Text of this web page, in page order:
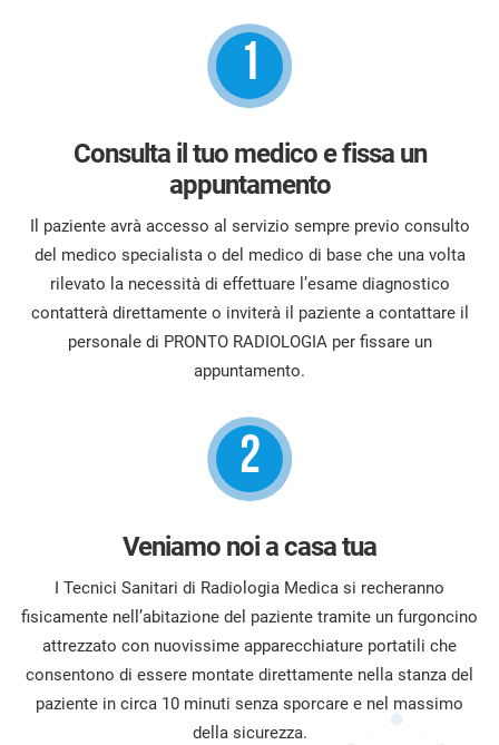
1
Consulta il tuo medico e fissa un
appuntamento
Il paziente avrà accesso al servizio sempre previo consulto
del medico specialista o del medico di base che una volta
rilevato la necessità di effettuare l’esame diagnostico
contatterà direttamente o inviterà il paziente a contattare il
personale di PRONTO RADIOLOGIA per fissare un
appuntamento.
2
Veniamo noi a casa tua
I Tecnici Sanitari di Radiologia Medica si recheranno
fisicamente nell’abitazione del paziente tramite un furgoncino
attrezzato con nuovissime apparecchiature portatili che
consentono di essere montate direttamente nella stanza del
paziente in circa 10 minuti senza sporcare e nel massimo
della sicurezza.